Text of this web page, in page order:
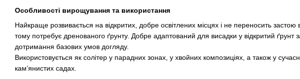
Особливості вирощування та використання
Найкраще розвивається на відкритих, добре освітлених місцях і не переносить застою
тому потребує дренованого ґрунту. Добре адаптований для висадки у відкритий ґрунт
дотримання базових умов догляду.
Використовується як солітер у парадних зонах, у хвойних композиціях, а також у
кам’янистих садах.